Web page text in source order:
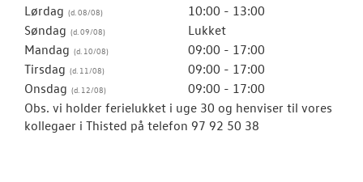
Lørdag
10:00 - 13:00
Søndag
Lukket
Mandag
09:00 - 17:00
Tirsdag
09:00 - 17:00
Onsdag
09:00 - 17:00
Obs. vi holder ferielukket i uge 30 og henviser til vores
kollegaer i Thisted på telefon 97 92 50 38